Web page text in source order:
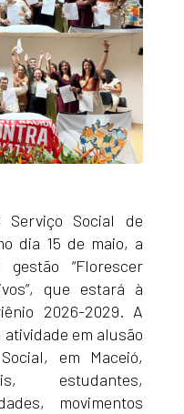
Serviço Social de
dia 15 de maio, a
“Florescer
que estará à
2026-2029. A
em alusão
em Maceió,
estudantes,
movimentos